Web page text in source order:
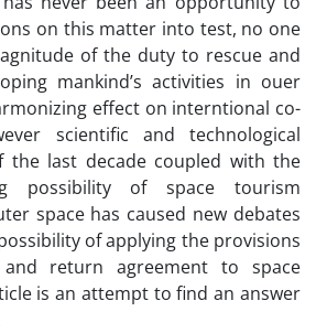
on this matter into test, no one
of the duty to rescue and
mankind’s activities in ouer
effect on interntional co-
scientific and technological
the last decade coupled with the
possibility of space tourism
space has caused new debates
of applying the provisions
return agreement to space
is an attempt to find an answer